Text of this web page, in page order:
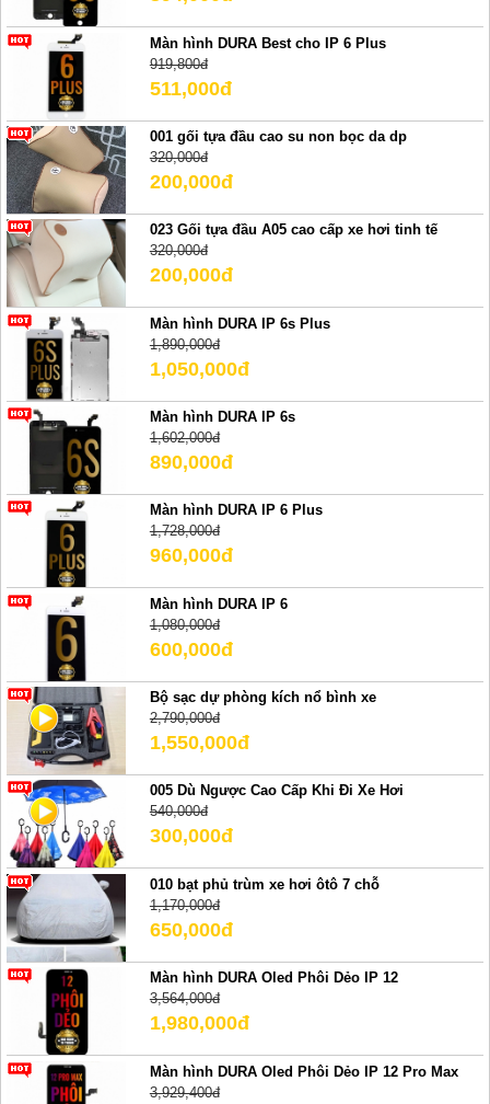
Màn hình DURA Best cho IP 6 Plus
919,800đ
511,000đ
001 gối tựa đầu cao su non bọc da dp
320,000đ
200,000đ
023 Gối tựa đầu A05 cao cấp xe hơi tinh tế
320,000đ
200,000đ
Màn hình DURA IP 6s Plus
1,890,000đ
1,050,000đ
Màn hình DURA IP 6s
1,602,000đ
890,000đ
Màn hình DURA IP 6 Plus
1,728,000đ
960,000đ
Màn hình DURA IP 6
1,080,000đ
600,000đ
Bộ sạc dự phòng kích nổ bình xe
2,790,000đ
1,550,000đ
005 Dù Ngược Cao Cấp Khi Đi Xe Hơi
540,000đ
300,000đ
010 bạt phủ trùm xe hơi ôtô 7 chỗ
1,170,000đ
650,000đ
Màn hình DURA Oled Phôi Dẻo IP 12
3,564,000đ
1,980,000đ
Màn hình DURA Oled Phôi Dẻo IP 12 Pro Max
3,929,400đ